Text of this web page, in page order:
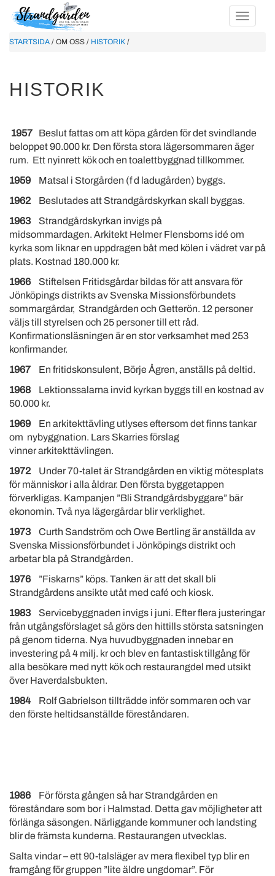
STARTSIDA / OM OSS / HISTORIK /
HISTORIK
1957
Beslut fattas om att köpa gården för det svindlande
beloppet 90.000 kr. Den första stora lägersommaren äger
rum. Ett nyinrett kök och en toalettbyggnad tillkommer.
1959
Matsal i Storgården (f d ladugården) byggs.
1962
Beslutades att Strandgårdskyrkan skall byggas.
1963
Strandgårdskyrkan invigs på
midsommardagen. Arkitekt Helmer Flensborns idé om
kyrka som liknar en uppdragen båt med kölen i vädret var på
plats. Kostnad 180.000 kr.
1966
Stiftelsen Fritidsgårdar bildas för att ansvara för
Jönköpings distrikts av Svenska Missionsförbundets
sommargårdar, Strandgården och Getterön. 12 personer
väljs till styrelsen och 25 personer till ett råd.
Konfirmationsläsningen är en stor verksamhet med 253
konfirmander.
1967
En fritidskonsulent, Börje Ågren, anställs på deltid.
1968
Lektionssalarna invid kyrkan byggs till en kostnad av
50.000 kr.
1969
En arkitekttävling utlyses eftersom det finns tankar
om nybyggnation. Lars Skarries förslag
vinner arkitekttävlingen.
1972
Under 70-talet är Strandgården en viktig mötesplats
för människor i alla åldrar. Den första byggetappen
förverkligas. Kampanjen ”Bli Strandgårdsbyggare” bär
ekonomin. Två nya lägergårdar blir verklighet.
1973
Curth Sandström och Owe Bertling är anställda av
Svenska Missionsförbundet i Jönköpings distrikt och
arbetar bla på Strandgården.
1976
”Fiskarns” köps. Tanken är att det skall bli
Strandgårdens ansikte utåt med café och kiosk.
1983
Servicebyggnaden invigs i juni. Efter flera justeringar
från utgångsförslaget så görs den hittills största satsningen
på genom tiderna. Nya huvudbyggnaden innebar en
investering på 4 milj. kr och blev en fantastisk tillgång för
alla besökare med nytt kök och restaurangdel med utsikt
över Haverdalsbukten.
1984
Rolf Gabrielson tillträdde inför sommaren och var
den förste heltidsanställde föreståndaren.
1986
För första gången så har Strandgården en
föreståndare som bor i Halmstad. Detta gav möjligheter att
förlänga säsongen. Närliggande kommuner och landsting
blir de främsta kunderna. Restaurangen utvecklas.
Salta vindar – ett 90-talsläger av mera flexibel typ blir en
framgång för gruppen ”lite äldre ungdomar”. För